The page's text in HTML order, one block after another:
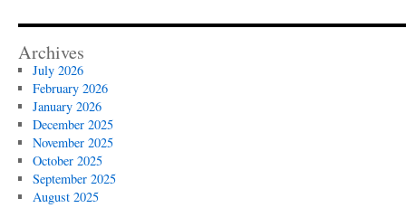
Archives
July 2026
February 2026
January 2026
December 2025
November 2025
October 2025
September 2025
August 2025